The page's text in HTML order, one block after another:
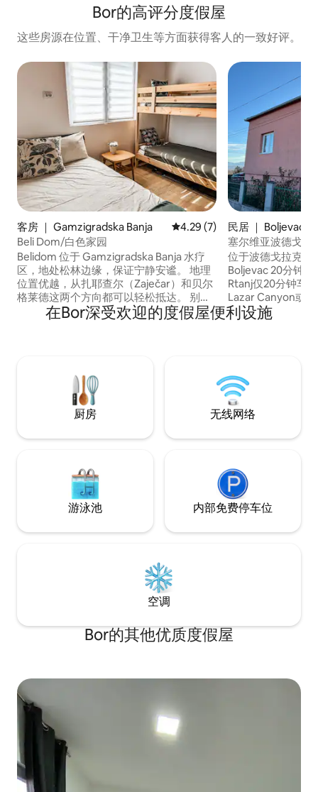
Bor的高评分度假屋
这些房源在位置、干净卫生等方面获得客人的一致好评。
客房 ｜ Gamzigradska Banja 平均评分 4.29 分（满分 5 分）
4.29 (7)
Beli Dom/白色家园
Belidom 位于 Gamzigradska Banja 水疗
区，地处松林边缘，保证宁静安谧。 地理
位置优越，从扎耶查尔（Zaječar）和贝尔
格莱德这两个方向都可以轻松抵达。 别墅
距离扎耶查尔（Zaječar）市中心有 10–12
分钟车程，距离弗尔斯卡丘卡（Vrška
Nespresso 咖啡机和淋浴间。 距离房子仅
400 米处有一家杂货店——您所需的一切
都近在咫尺。
民居 ｜ Boljevac
塞尔维亚波德戈拉
宅
位于波德戈拉克村
Boljevac 20分钟
Rtanj仅20分钟车
Lazar Canyon或
我们的父母住在院
为您提供帮助。
说塞尔维亚语、英
和越南语
在Bor深受欢迎的度假屋便利设施
厨房 无线网络
游泳池 内部免费停车位
空调
Bor的其他优质度假屋